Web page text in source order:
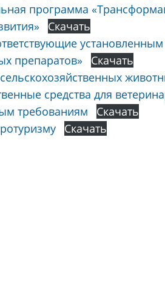
программа
Скачать
препаратов»
Скачать
средства для
требованиям
Скачать
Скачать